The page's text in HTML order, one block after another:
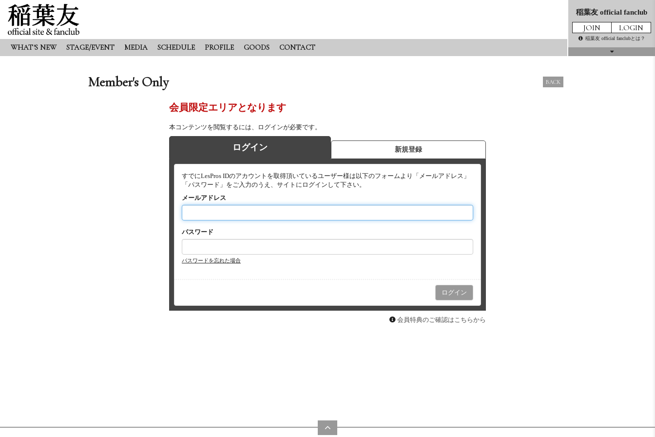
WHAT'S NEW STAGE/EVENT MEDIA SCHEDULE PROFILE GOODS CONTACT
稲葉友 official fanclub
JOIN LOGIN
稲葉友 official fanclubとは？
Member's Only BACK
会員限定エリアとなります
本コンテンツを閲覧するには、ログインが必要です。
ログイン 新規登録
すでにLesPros IDのアカウントを取得頂いているユーザー様は以下のフォームより「メールアドレス」
「パスワード」をご入力のうえ、サイトにログインして下さい。
メールアドレス
パスワード
パスワードを忘れた場合
会員特典のご確認はこちらから